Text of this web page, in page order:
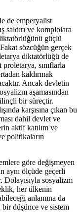
de emperyalist
saldırı ve komplolara
güçlü
sözcüğün gerçek
diktatörlüğü de
sınıflarla
kaldırmak
Ancak devletin
aşamasından
bir süreçtir.
karşısına çıkan bu
dahil devlet ve
aktif katılım ve
politikaların
göre değişmeyen
aynı ölçüde geçerli
sosyalizm
her ülkenin
anlamına da
bir düşünce ve sistem